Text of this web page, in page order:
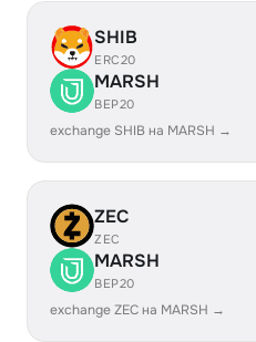
SHIB
ERC20
MARSH
BEP20
exchange SHIB на MARSH →
ZEC
ZEC
MARSH
BEP20
exchange ZEC на MARSH →